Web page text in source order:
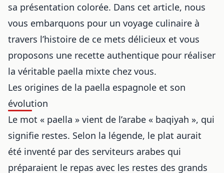
sa présentation colorée. Dans cet article, nous
vous embarquons pour un voyage culinaire à
travers l’histoire de ce mets délicieux et vous
proposons une recette authentique pour réaliser
la véritable paella mixte chez vous.
Les origines de la paella espagnole et son
évolution
Le mot « paella » vient de l’arabe « baqiyah », qui
signifie restes. Selon la légende, le plat aurait
été inventé par des serviteurs arabes qui
préparaient le repas avec les restes des grands